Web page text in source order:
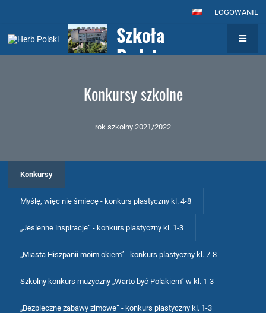
LOGOWANIE
Szkoła
Podstawowa nr
z Oddziałami
Integracyjnymi
Jadwigi w
Konkursy szkolne
rok szkolny 2021/2022
Konkursy
Myślę, więc nie śmiecę - konkurs plastyczny kl. 4-8
„Jesienne inspiracje” - konkurs plastyczny kl. 1-3
„Miasta Hiszpanii moim okiem” - konkurs plastyczny kl. 7-8
Szkolny konkurs muzyczny „Warto być Polakiem” w kl. 1-3
„Bezpieczne zabawy zimowe” - konkurs plastyczny kl. 1-3